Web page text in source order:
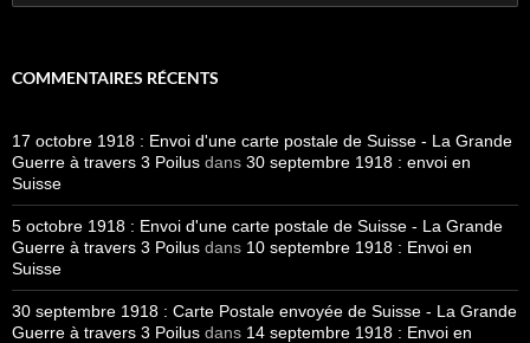
COMMENTAIRES RÉCENTS
17 octobre 1918 : Envoi d'une carte postale de Suisse - La Grande
Guerre à travers 3 Poilus dans 30 septembre 1918 : envoi en
Suisse
5 octobre 1918 : Envoi d'une carte postale de Suisse - La Grande
Guerre à travers 3 Poilus dans 10 septembre 1918 : Envoi en
Suisse
30 septembre 1918 : Carte Postale envoyée de Suisse - La Grande
Guerre à travers 3 Poilus dans 14 septembre 1918 : Envoi en